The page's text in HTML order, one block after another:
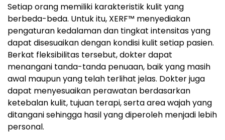
Setiap orang memiliki karakteristik kulit yang
berbeda-beda. Untuk itu, XERF™ menyediakan
pengaturan kedalaman dan tingkat intensitas yang
dapat disesuaikan dengan kondisi kulit setiap pasien.
Berkat fleksibilitas tersebut, dokter dapat
menangani tanda-tanda penuaan, baik yang masih
awal maupun yang telah terlihat jelas. Dokter juga
dapat menyesuaikan perawatan berdasarkan
ketebalan kulit, tujuan terapi, serta area wajah yang
ditangani sehingga hasil yang diperoleh menjadi lebih
personal.